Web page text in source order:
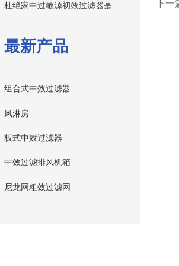
最新产品
组合式中效过滤器
风淋房
板式中效过滤器
中效过滤排风机箱
尼龙网粗效过滤网
下一